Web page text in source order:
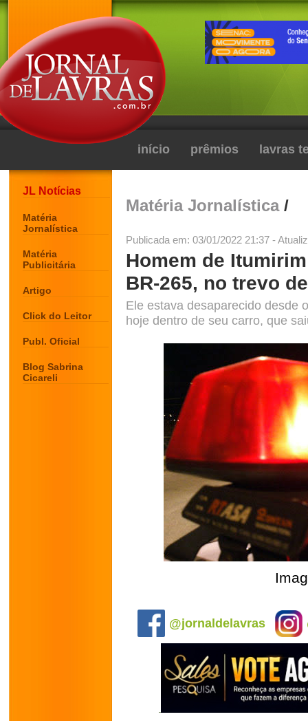
início prêmios lavras
JL Notícias
Matéria
Jornalística
Matéria
Publicitária
Artigo
Click do Leitor
Publ. Oficial
Blog Sabrina
Cicareli
Matéria Jornalística/
Publicada em: 03/01/2022 21:37 -
Homem de
BR-265, no trevo
Ele estava desaparecido desde
hoje dentro de seu carro, que
@jornaldelavras